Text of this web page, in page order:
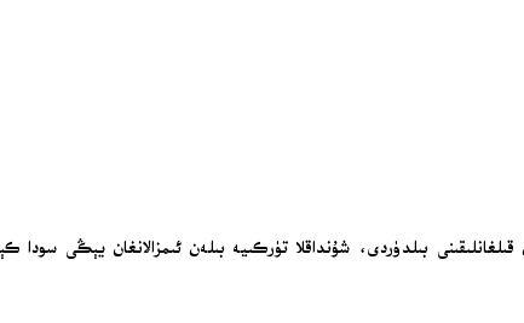
قىلغانلىقىنى بىلدۈردى، شۇنداقلا تۈركىيە بىلەن ئىمزالانغان يېڭى